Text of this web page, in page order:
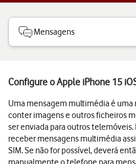
Mensagens
Configure o Apple iPhone 15
Uma mensagem multimédia é uma
conter imagens e outros ficheiros
ser enviada para outros telemóveis.
receber mensagens multimédia
SIM. Se não for possível, deverá
manualmente o telefone para